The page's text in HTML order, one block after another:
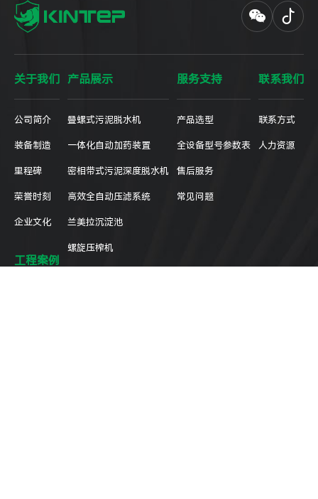
关于我们
公司简介
装备制造
里程碑
荣誉时刻
企业文化
产品展示
叠螺式污泥脱水机
一体化自动加药装置
密相带式污泥深度脱水机
高效全自动压滤系统
兰美拉沉淀池
螺旋压榨机
服务支持
产品选型
全设备型号参数表
售后服务
常见问题
联系我们
联系方式
人力资源
工程案例